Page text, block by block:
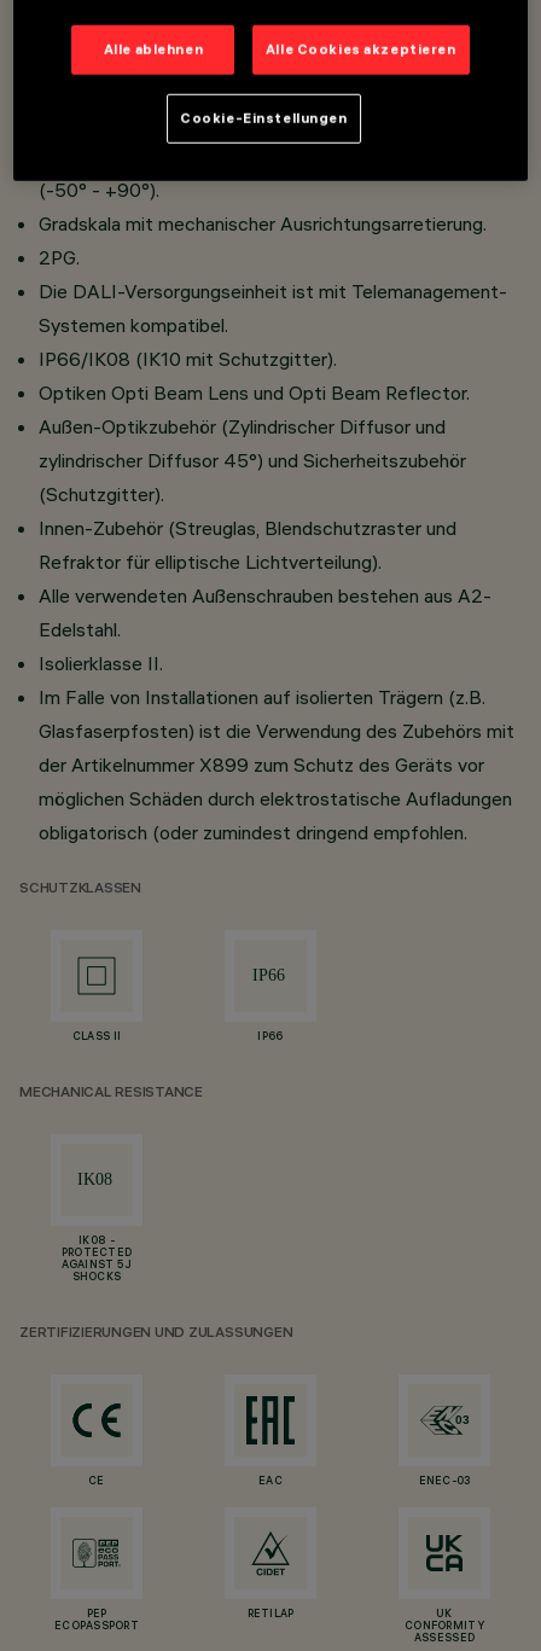
und gehärtetem durchsichtigen Natrium-Kalzium-
Sicherheitsglas. Bügel für die Verwendung als Strahler
und Bügel für die Verwendung als Aufhängebügel separat
(-50° - +90°).
Gradskala mit mechanischer Ausrichtungsarretierung.
2PG.
Die DALI-Versorgungseinheit ist mit Telemanagement-
Systemen kompatibel.
IP66/IK08 (IK10 mit Schutzgitter).
Optiken Opti Beam Lens und Opti Beam Reflector.
Außen-Optikzubehör (Zylindrischer Diffusor und
zylindrischer Diffusor 45°) und Sicherheitszubehör
(Schutzgitter).
Innen-Zubehör (Streuglas, Blendschutzraster und
Refraktor für elliptische Lichtverteilung).
Alle verwendeten Außenschrauben bestehen aus A2-
Edelstahl.
Isolierklasse II.
Im Falle von Installationen auf isolierten Trägern (z.B.
Glasfaserpfosten) ist die Verwendung des Zubehörs mit
der Artikelnummer X899 zum Schutz des Geräts vor
möglichen Schäden durch elektrostatische Aufladungen
obligatorisch (oder zumindest dringend empfohlen.
SCHUTZKLASSEN
CLASS II IP66
MECHANICAL RESISTANCE
IK08 -
PROTECTED
AGAINST 5 J
SHOCKS
ZERTIFIZIERUNGEN UND ZULASSUNGEN
CE EAC ENEC-03
PEP
ECOPASSPORT
RETILAP
UK
CONFORMITY
ASSESSED
Alle ablehnen Alle Cookies akzeptieren
Cookie-Einstellungen